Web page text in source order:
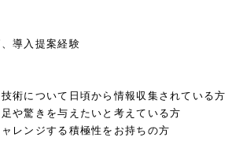
導入提案経験
術について日頃から情報収集されている方
や驚きを与えたいと考えている方
レンジする積極性をお持ちの方